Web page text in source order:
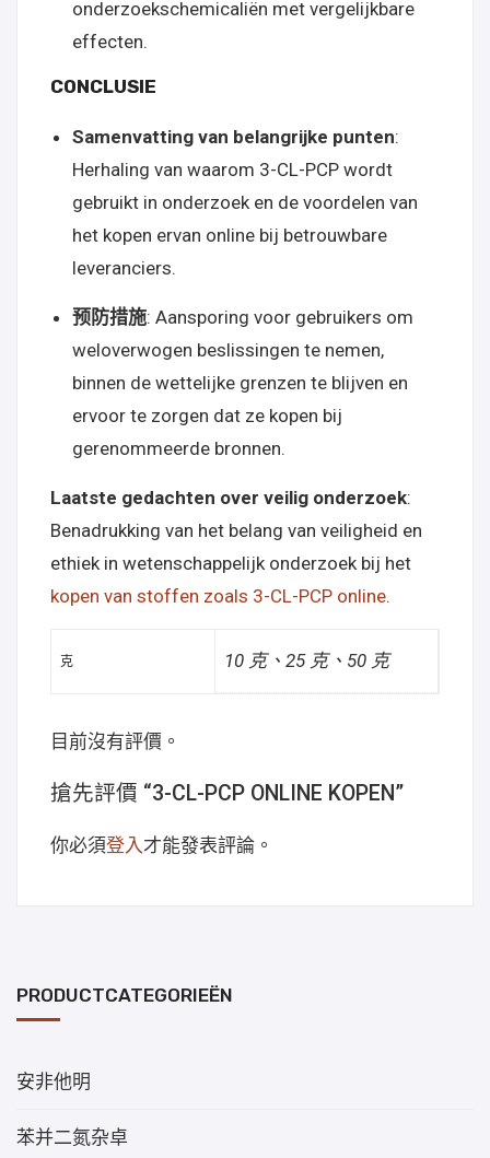
onderzoekschemicaliën met vergelijkbare
effecten.
CONCLUSIE
Samenvatting van belangrijke punten:
Herhaling van waarom 3-CL-PCP wordt
gebruikt in onderzoek en de voordelen van
het kopen ervan online bij betrouwbare
leveranciers.
预防措施: Aansporing voor gebruikers om
weloverwogen beslissingen te nemen,
binnen de wettelijke grenzen te blijven en
ervoor te zorgen dat ze kopen bij
gerenommeerde bronnen.
Laatste gedachten over veilig onderzoek:
Benadrukking van het belang van veiligheid en
ethiek in wetenschappelijk onderzoek bij het
kopen van stoffen zoals 3-CL-PCP online.
克 10 克、25 克、50 克
目前沒有評價。
搶先評價 “3-CL-PCP ONLINE KOPEN”
你必須登入才能發表評論。
PRODUCTCATEGORIEËN
安非他明
苯并二氮杂卓